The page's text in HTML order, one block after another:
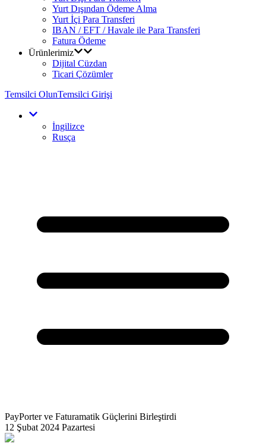
Yurt Dışından Ödeme Alma
Yurt İçi Para Transferi
IBAN / EFT / Havale ile Para Transferi
Fatura Ödeme
Ürünlerimiz
Dijital Cüzdan
Ticari Çözümler
Temsilci OlunTemsilci Girişi
İngilizce
Rusça
PayPorter ve Faturamatik Güçlerini Birleştirdi
12 Şubat 2024 Pazartesi